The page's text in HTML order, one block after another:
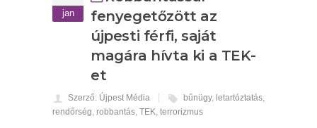
jan
fenyegetőzött az
újpesti férfi, saját
magára hívta ki a TEK-
et
Szerző: Újpest Média bűnügy, letartóztatás,
rendőrség, robbantás, TEK, terrorizmus